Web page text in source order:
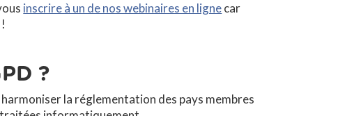
inscrire à un de nos webinaires en lignecar
?
la réglementation des pays membres